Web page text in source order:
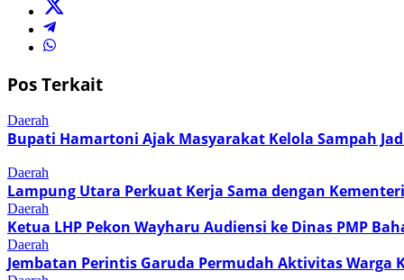
Pos Terkait
Daerah
Bupati Hamartoni Ajak Masyarakat Kelola Sampah
Daerah
Lampung Utara Perkuat Kerja Sama dengan
Daerah
Ketua LHP Pekon Wayharu Audiensi ke Dinas PMP
Daerah
Jembatan Perintis Garuda Permudah Aktivitas Warga